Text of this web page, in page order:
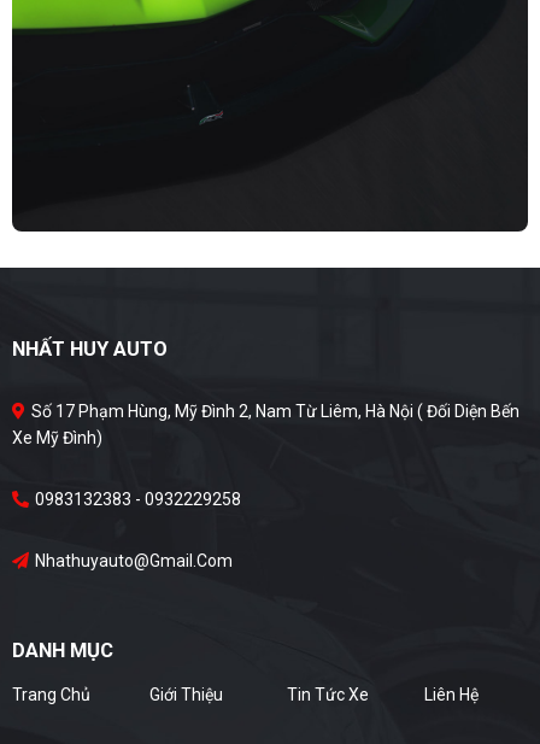
NHẤT HUY AUTO
Số 17 Phạm Hùng, Mỹ Đình 2, Nam Từ Liêm, Hà Nội ( Đối Diện Bến
Xe Mỹ Đình)
0983132383 - 0932229258
Nhathuyauto@gmail.com
DANH MỤC
Trang Chủ Giới Thiệu Tin Tức Xe Liên Hệ